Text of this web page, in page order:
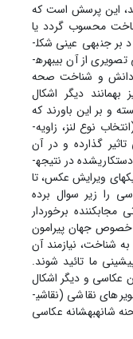
این پرسش است که
محسوب گردد یا
خیر؟ اندیشمندان حوزه­ی عکاسی با استناد بر جنبه­ی عینی شکل­
گیری تصویر عکاسی که دیگر اشکال بازنمایی تصویری از آن بی­بهره­
دانش و شناخت صحه
دیگر اشکال
و بر این باورند که
ذهنیت عکاس به شیوه­ها و طرق مختلف (انتخاب نوع لنز، زاویه­
گذارده و در آن
دخیل است. علاوه بر این، رواج تصویرهای دست­کاری­شده در نتیجه­
ویرایش عکس، تا
را زیر سوال برده
برخوردار
خصوص جهان پیرامون
شناخت، نیازمند آن
ما تائید شوند.
عکاسی و دیگر اشکال
بازنمایی تصویری از جمله واقع­گراترین تصویرهای نقاشی­ (نقاشی­
شانه­به­شانه عکاسی